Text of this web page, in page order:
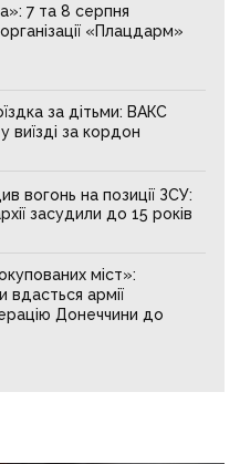
7 та 8 серпня
«Плацдарм»
за дітьми: ВАКС
виїзді за кордон
вогонь на позиції ЗСУ:
засудили до 15 років
міст»:
вдасться армії
Донеччини до